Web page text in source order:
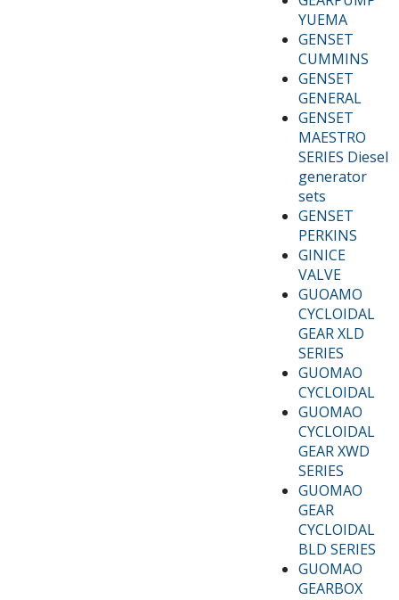
YUEMA
GENSET
CUMMINS
GENSET
GENERAL
GENSET
MAESTRO
SERIES Diesel
generator
sets
GENSET
PERKINS
GINICE
VALVE
GUOAMO
CYCLOIDAL
GEAR XLD
SERIES
GUOMAO
CYCLOIDAL
GUOMAO
CYCLOIDAL
GEAR XWD
SERIES
GUOMAO
GEAR
CYCLOIDAL
BLD SERIES
GUOMAO
GEARBOX